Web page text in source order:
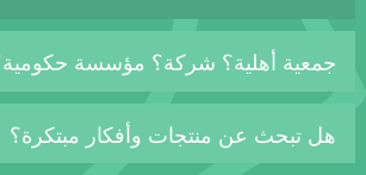
جمعية أهلية؟ شركة؟ مؤسسة
هل تبحث عن منتجات وأفكار مبتكرة؟